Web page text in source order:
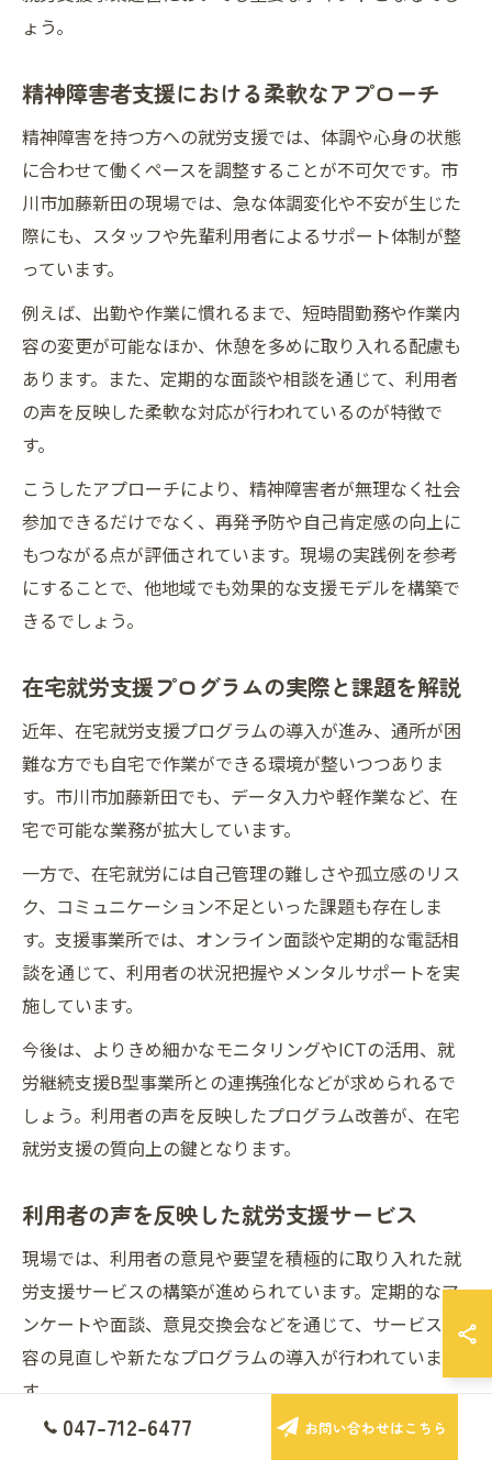
ょう。
精神障害者支援における柔軟なアプローチ
精神障害を持つ方への就労支援では、体調や心身の状態
に合わせて働くペースを調整することが不可欠です。市
川市加藤新田の現場では、急な体調変化や不安が生じた
際にも、スタッフや先輩利用者によるサポート体制が整
っています。
例えば、出勤や作業に慣れるまで、短時間勤務や作業内
容の変更が可能なほか、休憩を多めに取り入れる配慮も
あります。また、定期的な面談や相談を通じて、利用者
の声を反映した柔軟な対応が行われているのが特徴で
す。
こうしたアプローチにより、精神障害者が無理なく社会
参加できるだけでなく、再発予防や自己肯定感の向上に
もつながる点が評価されています。現場の実践例を参考
にすることで、他地域でも効果的な支援モデルを構築で
きるでしょう。
在宅就労支援プログラムの実際と課題を解説
近年、在宅就労支援プログラムの導入が進み、通所が困
難な方でも自宅で作業ができる環境が整いつつありま
す。市川市加藤新田でも、データ入力や軽作業など、在
宅で可能な業務が拡大しています。
一方で、在宅就労には自己管理の難しさや孤立感のリス
ク、コミュニケーション不足といった課題も存在しま
す。支援事業所では、オンライン面談や定期的な電話相
談を通じて、利用者の状況把握やメンタルサポートを実
施しています。
今後は、よりきめ細かなモニタリングやICTの活用、就
労継続支援B型事業所との連携強化などが求められるで
しょう。利用者の声を反映したプログラム改善が、在宅
就労支援の質向上の鍵となります。
利用者の声を反映した就労支援サービス
現場では、利用者の意見や要望を積極的に取り入れた就
労支援サービスの構築が進められています。定期的なア
ンケートや面談、意見交換会などを通じて、サービス内
容の見直しや新たなプログラムの導入が行われていま
す。
例えば、「作業工程をもう少しゆっくり進めたい」「新
047-712-6477 お問い合わせはこちら